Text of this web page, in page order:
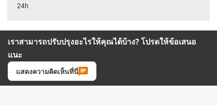
24h
เราสามารถปรับปรุงอะไรให้คุณได้บ้าง? โปรดให้ข้อเสนอ
แนะ
แสดงความคิดเห็นที่นี่